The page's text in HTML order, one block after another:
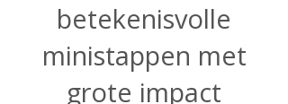
betekenisvolle
ministappen met
grote impact